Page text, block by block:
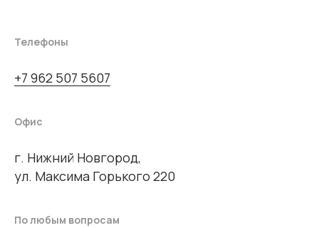
Телефоны
+7 962 507 5607
Офис
г. Нижний Новгород,
ул. Максима Горького 220
По любым вопросам